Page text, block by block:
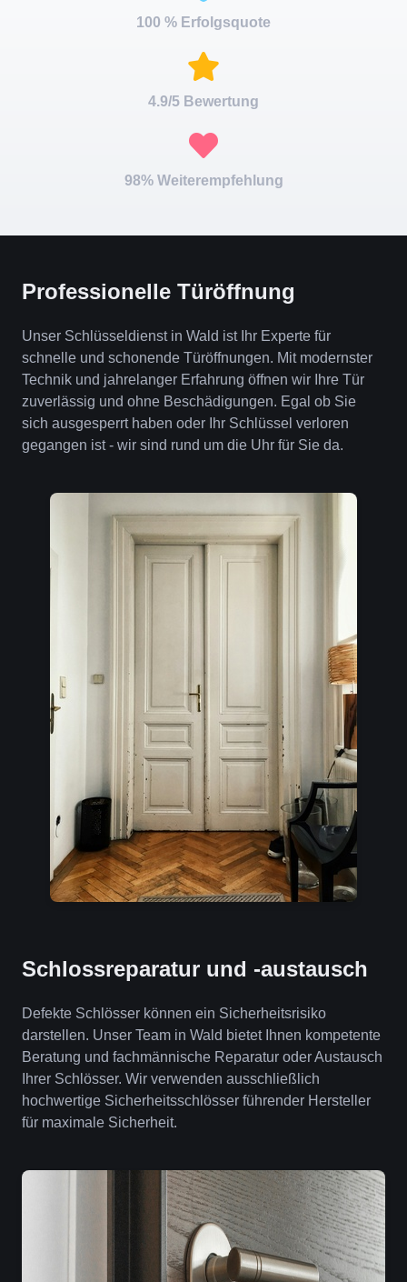
100 % Erfolgsquote
4.9/5 Bewertung
98% Weiterempfehlung
Professionelle Türöffnung
Unser Schlüsseldienst in Wald ist Ihr Experte für
schnelle und schonende Türöffnungen. Mit modernster
Technik und jahrelanger Erfahrung öffnen wir Ihre Tür
zuverlässig und ohne Beschädigungen. Egal ob Sie
sich ausgesperrt haben oder Ihr Schlüssel verloren
gegangen ist - wir sind rund um die Uhr für Sie da.
Schlossreparatur und -austausch
Defekte Schlösser können ein Sicherheitsrisiko
darstellen. Unser Team in Wald bietet Ihnen kompetente
Beratung und fachmännische Reparatur oder Austausch
Ihrer Schlösser. Wir verwenden ausschließlich
hochwertige Sicherheitsschlösser führender Hersteller
für maximale Sicherheit.